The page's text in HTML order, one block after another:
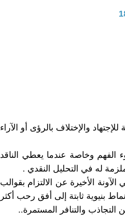
والإختلاف بالرؤى أو الآراء
الفهم وخاصة عندما يعطي الناقد
له في التحليل النقدي .
الأخيرة عن الالتزام بقوالب
بنيوية ثابتة إلى أفق رحب أكثر
التجاذب والتنافر المستمرة..